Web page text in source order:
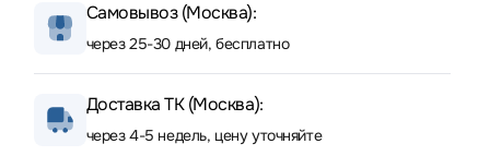
Самовывоз (Москва):
через 25-30 дней, бесплатно
Доставка ТК (Москва):
через 4-5 недель, цену уточняйте